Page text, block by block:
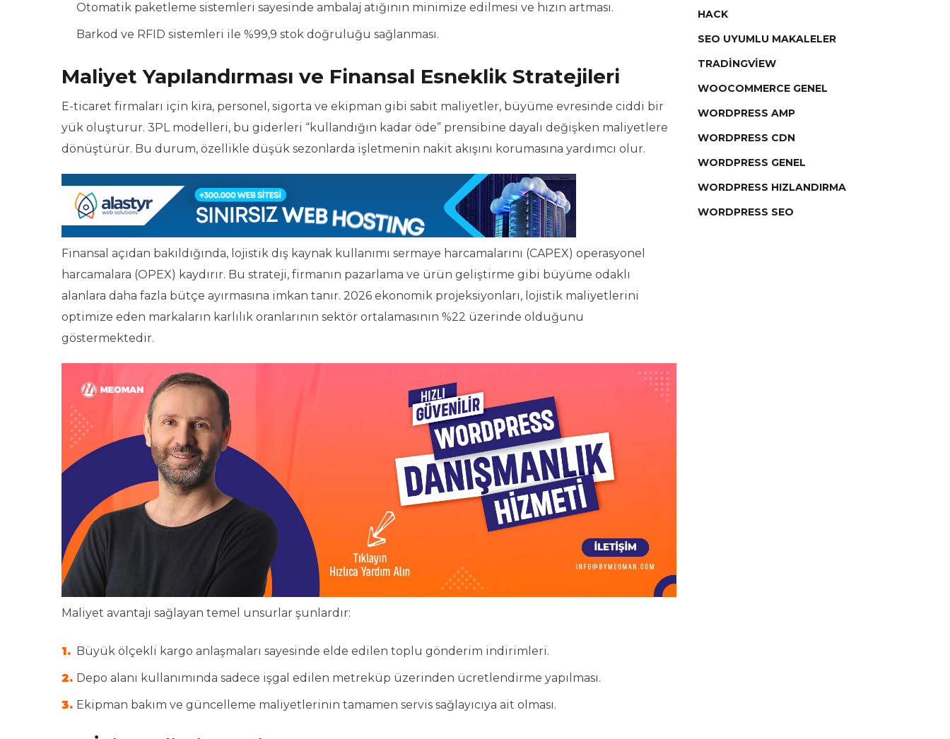
Otomatik paketleme sistemleri sayesinde ambalaj atığının minimize edilmesi ve hızın artması.
Barkod ve RFID sistemleri ile %99,9 stok doğruluğu sağlanması.
Maliyet Yapılandırması ve Finansal Esneklik Stratejileri
E-ticaret firmaları için kira, personel, sigorta ve ekipman gibi sabit maliyetler, büyüme evresinde ciddi bir
yük oluşturur. 3PL modelleri, bu giderleri “kullandığın kadar öde” prensibine dayalı değişken maliyetlere
dönüştürür. Bu durum, özellikle düşük sezonlarda işletmenin nakit akışını korumasına yardımcı olur.
Finansal açıdan bakıldığında, lojistik dış kaynak kullanımı sermaye harcamalarını (CAPEX) operasyonel
harcamalara (OPEX) kaydırır. Bu strateji, firmanın pazarlama ve ürün geliştirme gibi büyüme odaklı
alanlara daha fazla bütçe ayırmasına imkan tanır. 2026 ekonomik projeksiyonları, lojistik maliyetlerini
optimize eden markaların karlılık oranlarının sektör ortalamasının %22 üzerinde olduğunu
göstermektedir.
Maliyet avantajı sağlayan temel unsurlar şunlardır:
Büyük ölçekli kargo anlaşmaları sayesinde elde edilen toplu gönderim indirimleri.
Depo alanı kullanımında sadece işgal edilen metreküp üzerinden ücretlendirme yapılması.
Ekipman bakım ve güncelleme maliyetlerinin tamamen servis sağlayıcıya ait olması.
HACK
SEO UYUMLU MAKALELER
TRADINGVIEW
WOOCOMMERCE GENEL
WORDPRESS AMP
WORDPRESS CDN
WORDPRESS GENEL
WORDPRESS HIZLANDIRMA
WORDPRESS SEO